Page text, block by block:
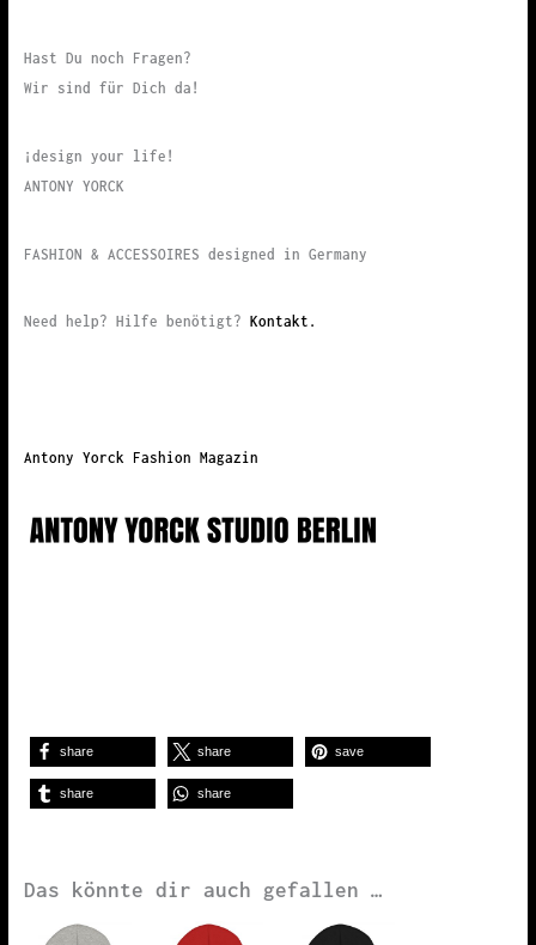
Hast Du noch Fragen?
Wir sind für Dich da!
¡design your life!
ANTONY YORCK
FASHION & ACCESSOIRES designed in Germany
Need help? Hilfe benötigt? Kontakt.
Antony Yorck Fashion Magazin
share share save
share share
Das könnte dir auch gefallen …